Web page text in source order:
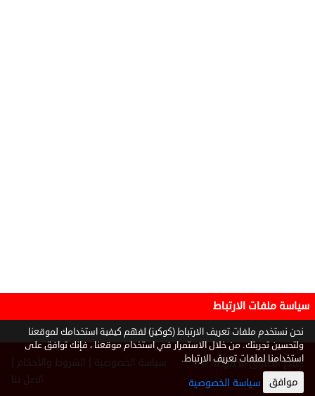
جميع الحقوق محفوظة ©
2026
سياسة الخصوصية الشروط والأحكام
اتصل بنا
سياسة ملفات الارتباط
نحن نستخدم ملفات تعريف الارتباط (كوكيز) لفهم كيفية استخدامك لموقعنا
ولتحسين تجربتك. من خلال الاستمرار في استخدام موقعنا ، فإنك توافق على
استخدامنا لملفات تعريف الارتباط.
موافق سياسة الخصوصية